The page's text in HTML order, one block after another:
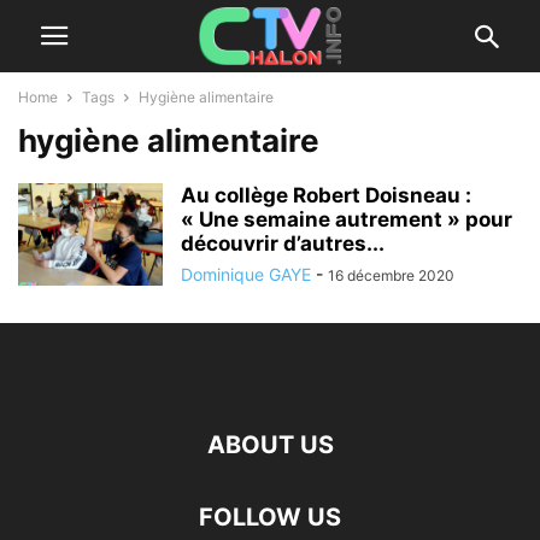
Home Tags Hygiène alimentaire
hygiène alimentaire
Au collège Robert Doisneau :
« Une semaine autrement » pour
découvrir d’autres...
Dominique GAYE - 16 décembre 2020
ABOUT US
FOLLOW US